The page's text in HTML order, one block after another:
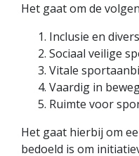
Het gaat om de
Inclusie en
Sociaal veilige
Vitale
Vaardig in
Ruimte voor
Het gaat hierbij om
bedoeld is om